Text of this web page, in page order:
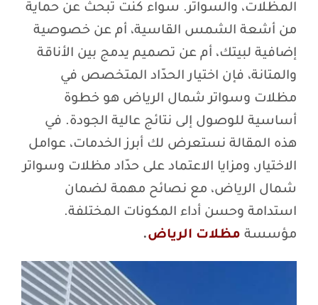
المظلات، والسواتر. سواء كنت تبحث عن حماية
من أشعة الشمس القاسية، أم عن خصوصية
إضافية لبيتك، أم عن تصميم يدمج بين الأناقة
والمتانة، فإن اختيار الحدّاد المتخصص في
مظلات وسواتر شمال الرياض هو خطوة
أساسية للوصول إلى نتائج عالية الجودة. في
هذه المقالة نستعرض لك أبرز الخدمات، عوامل
الاختيار، ومزايا الاعتماد على حدّاد مظلات وسواتر
شمال الرياض، مع نصائح مهمة لضمان
استدامة وحسن أداء المكونات المختلفة.
مؤسسة مظلات الرياض.